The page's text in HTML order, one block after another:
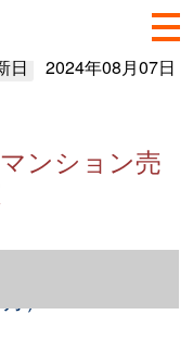
日 2024年08月07日
ンション売